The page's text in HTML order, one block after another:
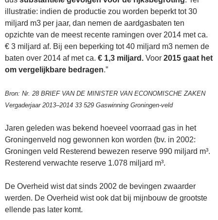
illustratie: indien de productie zou worden beperkt tot 30
miljard m3 per jaar, dan nemen de aardgasbaten ten
opzichte van de meest recente ramingen over 2014 met ca.
€ 3 miljard af. Bij een beperking tot 40 miljard m3 nemen de
baten over 2014 af met ca. € 1,3 miljard. Voor 2015 gaat het
om vergelijkbare bedragen.”
Bron: Nr. 28 BRIEF VAN DE MINISTER VAN ECONOMISCHE ZAKEN
Vergaderjaar 2013–2014 33 529 Gaswinning Groningen-veld
Jaren geleden was bekend hoeveel voorraad gas in het
Groningenveld nog gewonnen kon worden (bv. in 2002:
Groningen veld Resterend bewezen reserve 990 miljard m³.
Resterend verwachte reserve 1.078 miljard m³.
De Overheid wist dat sinds 2002 de bevingen zwaarder
werden. De Overheid wist ook dat bij mijnbouw de grootste
ellende pas later komt.